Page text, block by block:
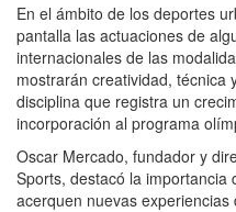
En el ámbito de los deportes
pantalla las actuaciones de
internacionales de las
mostrarán creatividad, técnica
disciplina que registra un
incorporación al programa
Oscar Mercado, fundador y
Sports, destacó la importancia
acerquen nuevas